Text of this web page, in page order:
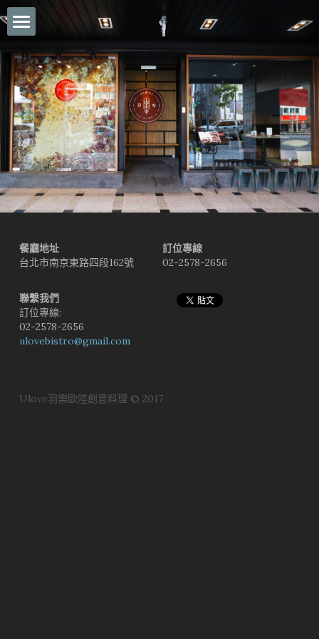
關於羽樂Ulove
餐廳簡介
環境介紹
店內環景介紹
交通資訊
餐點MENU
媒體報導
Private私人包廂空間服務
特約合作廠商
營業時間
餐廳地址
台北市南京東路四段162號
訂位專線
02-2578-2656
聯繫我們
訂位專線:
02-2578-2656
ulovebistro@gmail.com
Ulove羽樂歐陸創意料理 © 2017
×
商品分類
經典排餐